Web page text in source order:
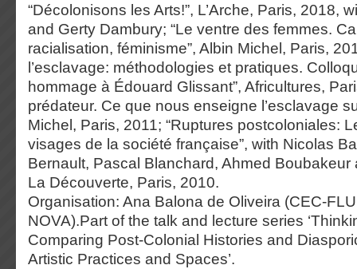
“Décolonisons les Arts!”, L’Arche, Paris, 2018,
and Gerty Dambury; “Le ventre des femmes.
racialisation, féminisme”, Albin Michel, Paris,
l’esclavage: méthodologies et pratiques.
hommage à Édouard Glissant”, Africultures,
prédateur. Ce que nous enseigne l’esclavage
Michel, Paris, 2011; “Ruptures postcoloniales:
visages de la société française”, with Nicolas
Bernault, Pascal Blanchard, Ahmed Boubakeur
La Découverte, Paris, 2010.
Organisation: Ana Balona de Oliveira (CEC-
NOVA).Part of the talk and lecture series
Comparing Post-Colonial Histories and
Artistic Practices and Spaces’.